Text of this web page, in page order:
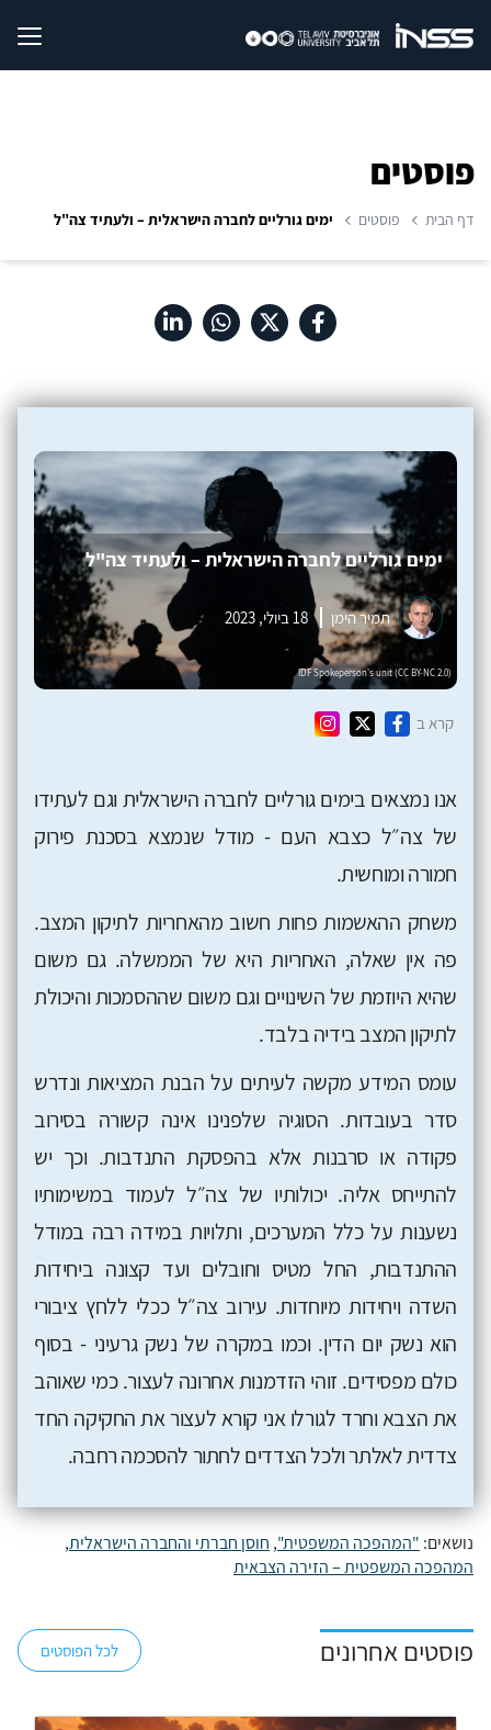
פוסטים
דף הבית פוסטים ימים גורליים לחברה הישראלית – ולעתיד צה"ל
ימים גורליים לחברה הישראלית – ולעתיד צה"ל
תמיר הימן 18 ביולי, 2023
קרא ב
אנו נמצאים בימים גורליים לחברה הישראלית וגם לעתידו
של צה״ל כצבא העם - מודל שנמצא בסכנת פירוק
חמורה ומוחשית.
משחק ההאשמות פחות חשוב מהאחריות לתיקון המצב.
פה אין שאלה, האחריות היא של הממשלה. גם משום
שהיא היוזמת של השינויים וגם משום שההסמכות והיכולת
לתיקון המצב בידיה בלבד.
עומס המידע מקשה לעיתים על הבנת המציאות ונדרש
סדר בעובדות. הסוגיה שלפנינו אינה קשורה בסירוב
פקודה או סרבנות אלא בהפסקת התנדבות. וכך יש
להתייחס אליה. יכולותיו של צה״ל לעמוד במשימותיו
נשענות על כלל המערכים, ותלויות במידה רבה במודל
ההתנדבות, החל מטיס וחובלים ועד קצונה ביחידות
השדה ויחידות מיוחדות. עירוב צה״ל ככלי ללחץ ציבורי
הוא נשק יום הדין. וכמו במקרה של נשק גרעיני - בסוף
כולם מפסידים. זוהי הזדמנות אחרונה לעצור. כמי שאוהב
את הצבא וחרד לגורלו אני קורא לעצור את החקיקה החד
צדדית לאלתר ולכל הצדדים לחתור להסכמה רחבה.
נושאים: "המהפכה המשפטית", חוסן חברתי והחברה הישראלית,
המהפכה המשפטית – הזירה הצבאית
פוסטים אחרונים לכל הפוסטים